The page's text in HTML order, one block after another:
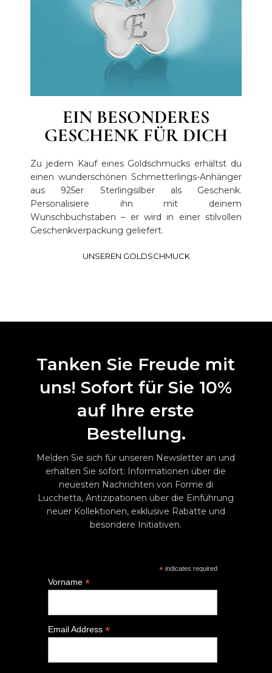
EIN BESONDERES
GESCHENK FÜR DICH
Zu jedem Kauf eines Goldschmucks erhältst du
einen wunderschönen Schmetterlings-Anhänger
aus 925er Sterlingsilber als Geschenk.
Personalisiere ihn mit deinem
Wunschbuchstaben – er wird in einer stilvollen
Geschenkverpackung geliefert.
UNSEREN GOLDSCHMUCK
Tanken Sie Freude mit
uns! Sofort für Sie 10%
auf Ihre erste
Bestellung.
Melden Sie sich für unseren Newsletter an und
erhalten Sie sofort: Informationen über die
neuesten Nachrichten von Forme di
Lucchetta, Antizipationen über die Einführung
neuer Kollektionen, exklusive Rabatte und
besondere Initiativen.
*indicates required
Vorname *
Email Address *